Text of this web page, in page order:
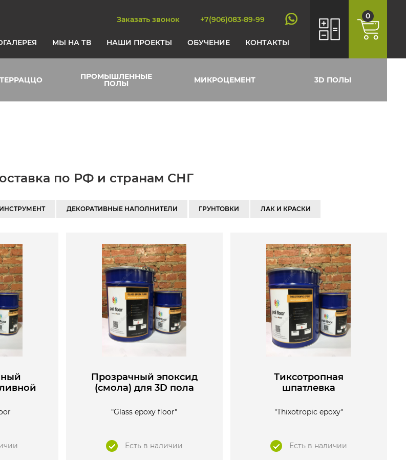
Заказать звонок +7(906)083-89-99
МЫ НА ТВ НАШИ ПРОЕКТЫ ОБУЧЕНИЕ КОНТАКТЫ
0
ПРОМЫШЛЕННЫЕ
ПОЛЫ МИКРОЦЕМЕНТ 3D ПОЛЫ
по РФ и странам СНГ
ИНСТРУМЕНТ ДЕКОРАТИВНЫЕ НАПОЛНИТЕЛИ ГРУНТОВКИ ЛАК И КРАСКИ
Прозрачный эпоксид
(смола) для 3D пола
"Glass epoxy floor"
Есть в наличии
Тиксoтропная
шпатлевка
"Thixotropic epoxy"
Есть в наличии